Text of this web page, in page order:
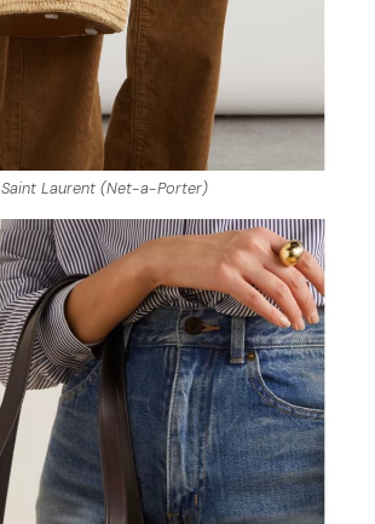
Saint Laurent (Net-a-Porter)